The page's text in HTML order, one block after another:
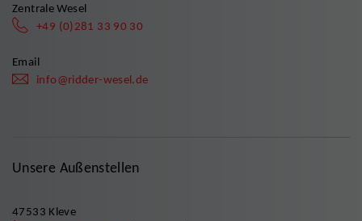
Zentrale Wesel
+49 (0)281 33 90 30
Email
info@ridder-wesel.de
Unsere Außenstellen
47533 Kleve